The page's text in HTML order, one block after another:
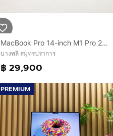
MacBook Pro 14-inch M1 Pro 2021 Ram16GB SSD 512 GB Silver
บางพลี สมุทรปราการ
฿ 29,900
PREMIUM